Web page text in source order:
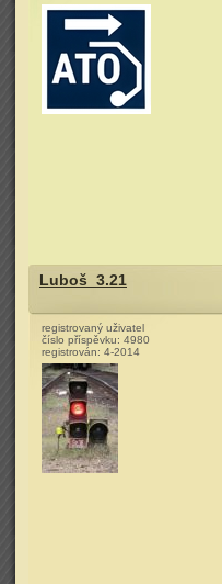
Luboš_3.21
registrovaný uživatel
číslo příspěvku: 4980
registrován: 4-2014